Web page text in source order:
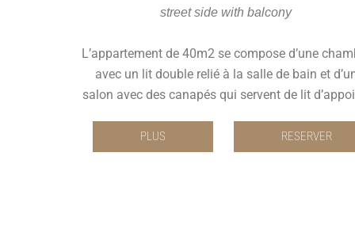
street side with balcony
L’appartement de 40m2 se compose d’une
avec un lit double relié à la salle de bain et
salon avec des canapés qui servent de lit
PLUS RESERVER